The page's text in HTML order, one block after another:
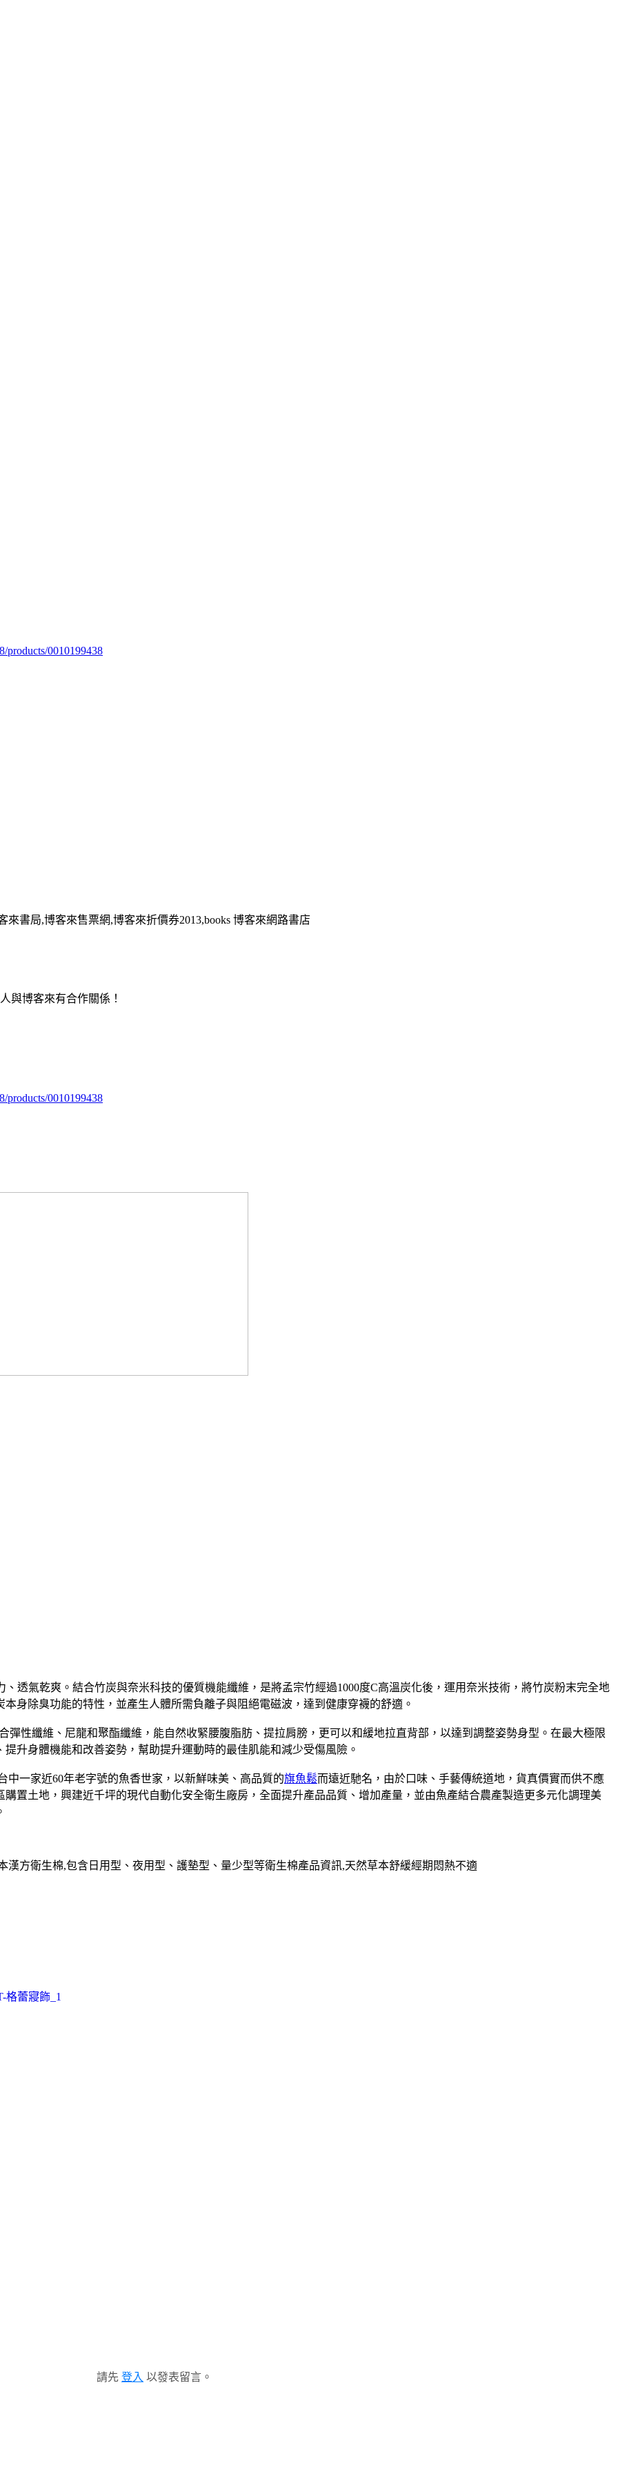
products/0010199438
書局,博客來售票網,博客來折價券2013,books 博客來網路書店
與博客來有合作關係！
products/0010199438
、透氣乾爽。結合竹炭與奈米科技的優質機能纖維，是將孟宗竹經過1000度C高溫炭化後，運用奈米技術，將竹炭粉末完全地
身除臭功能的特性，並產生人體所需負離子與阻絕電磁波，達到健康穿襪的舒適。
彈性纖維、尼龍和聚酯纖維，能自然收緊腰腹脂肪、提拉肩膀，更可以和緩地拉直背部，以達到調整姿勢身型。在最大極限
升身體機能和改善姿勢，幫助提升運動時的最佳肌能和減少受傷風險。
中一家近60年老字號的魚香世家，以新鮮味美、高品質的旗魚鬆而遠近馳名，由於口味、手藝傳統道地，貨真價實而供不應
置土地，興建近千坪的現代自動化安全衛生廠房，全面提升產品品質、增加產量，並由魚產結合農產製造更多元化調理美
漢方衛生棉,包含日用型、夜用型、護墊型、量少型等衛生棉產品資訊,天然草本舒緩經期悶熱不適
格蕾寢飾_1
請先 登入 以發表留言。